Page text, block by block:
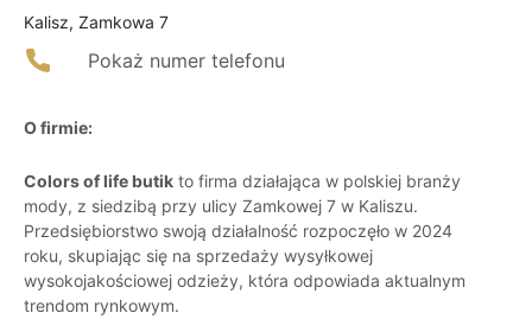
Kalisz, Zamkowa 7
Pokaż numer telefonu
O firmie:
Colors of life butik to firma działająca w polskiej branży
mody, z siedzibą przy ulicy Zamkowej 7 w Kaliszu.
Przedsiębiorstwo swoją działalność rozpoczęło w 2024
roku, skupiając się na sprzedaży wysyłkowej
wysokojakościowej odzieży, która odpowiada aktualnym
trendom rynkowym.